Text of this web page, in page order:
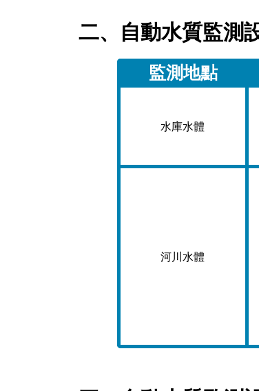
二、自動水質監測
監測地點
水庫水體
河川水體